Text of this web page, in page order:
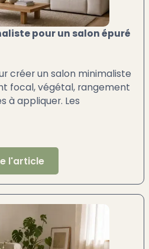
pour un salon épuré
créer un salon minimaliste
focal, végétal, rangement
à appliquer. Les
l'article